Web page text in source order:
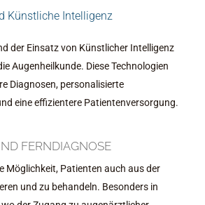
Künstliche Intelligenz
der Einsatz von Künstlicher Intelligenz
Augenheilkunde. Diese Technologien
Diagnosen, personalisierte
eine effizientere Patientenversorgung.
FERNDIAGNOSE
Möglichkeit, Patienten auch aus der
und zu behandeln. Besonders in